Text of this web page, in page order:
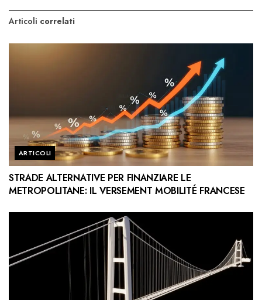
Articoli correlati
ARTICOLI
STRADE ALTERNATIVE PER FINANZIARE LE
METROPOLITANE: IL VERSEMENT MOBILITÉ FRANCESE